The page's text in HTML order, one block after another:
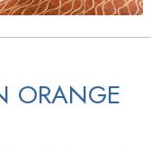
ORANGE